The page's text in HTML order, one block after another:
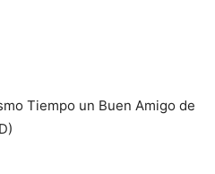
Tiempo un Buen Amigo de